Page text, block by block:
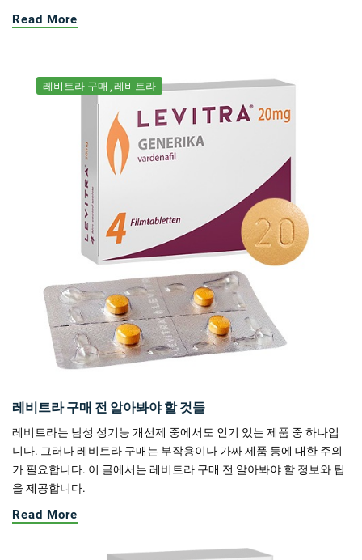
Read More
레비트라 구매 레비트라
레비트라 구매 전 알아봐야 할 것들
레비트라는 남성 성기능 개선제 중에서도 인기 있는 제품 중 하나입
니다. 그러나 레비트라 구매는 부작용이나 가짜 제품 등에 대한 주의
가 필요합니다. 이 글에서는 레비트라 구매 전 알아봐야 할 정보와 팁
을 제공합니다.
Read More